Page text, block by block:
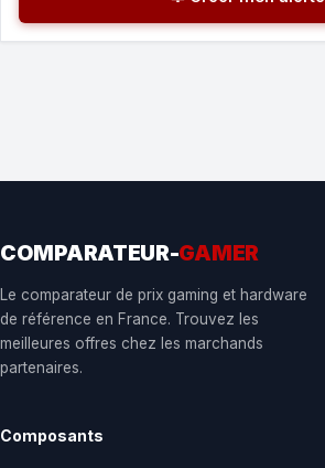
COMPARATEUR-GAMER
Le comparateur de prix gaming et hardware
de référence en France. Trouvez les
meilleures offres chez les marchands
partenaires.
Composants